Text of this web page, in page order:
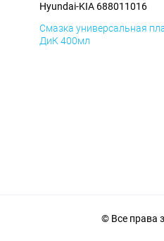
Hyundai-KIA 688011016
Смазка универсальная
ДиК 400мл
© Все права